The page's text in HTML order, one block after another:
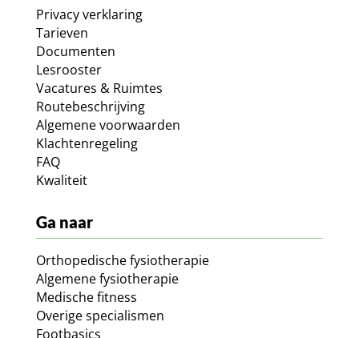
Privacy verklaring
Tarieven
Documenten
Lesrooster
Vacatures & Ruimtes
Routebeschrijving
Algemene voorwaarden
Klachtenregeling
FAQ
Kwaliteit
Ga naar
Orthopedische fysiotherapie
Algemene fysiotherapie
Medische fitness
Overige specialismen
Footbasics